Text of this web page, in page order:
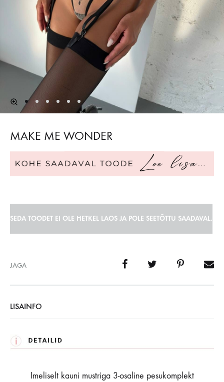
MAKE ME WONDER
SEDA TOODET EI OLE HETKEL LAOS JA POLE SEETÕTTU SAADAVAL.
JAGA
LISAINFO
Imeliselt kauni mustriga 3-osaline pesukomplekt